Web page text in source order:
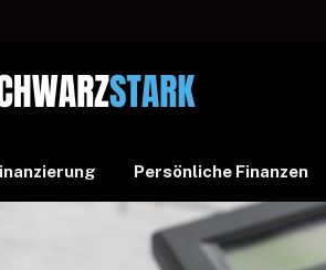
Persönliche Finanzen